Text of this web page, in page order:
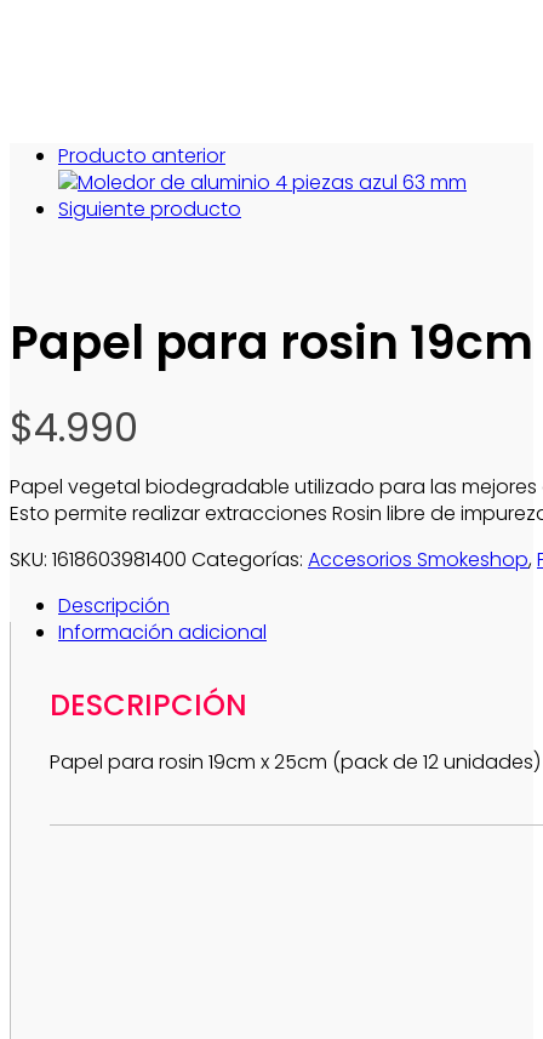
Producto anterior
Siguiente producto
Papel para rosin
$4.990
Papel vegetal biodegradable utilizado para las
Esto permite realizar extracciones Rosin libre de
SKU: 1618603981400 Categorías: Accesorios Smokeshop,
Descripción
Información adicional
DESCRIPCIÓN
Papel para rosin 19cm x 25cm (pack de 12